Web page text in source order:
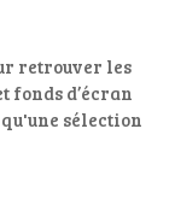
retrouver les
fonds d’écran
sélection